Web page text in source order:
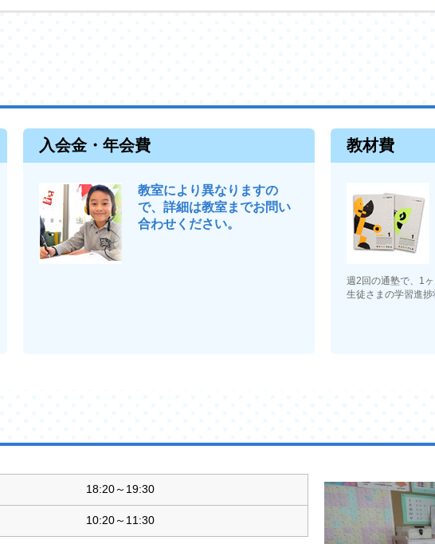
入会金・年会費
教室により異なりますの
で、詳細は教室までお問い
合わせください。
教材費
週2回の通塾で、1
生徒さまの学習進捗
18:20～19:30
10:20～11:30